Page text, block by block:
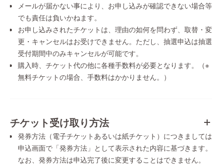
メールが届かない事により、お申し込みが確認できない場合等
でも責任は負いかねます。
お申し込みされたチケットは、理由の如何を問わず、取替・変
更・キャンセルはお受けできません。ただし、抽選申込は抽選
受付期間中のみキャンセルが可能です。
購入時、チケット代の他に各種手数料が必要となります。（※
無料チケットの場合、手数料はかかりません。）
チケット受け取り方法
発券方法（電子チケットあるいは紙チケット）につきましては
申込画面で「発券方法」として表示された内容に基づきます。
なお、発券方法は申込完了後に変更することはできません。